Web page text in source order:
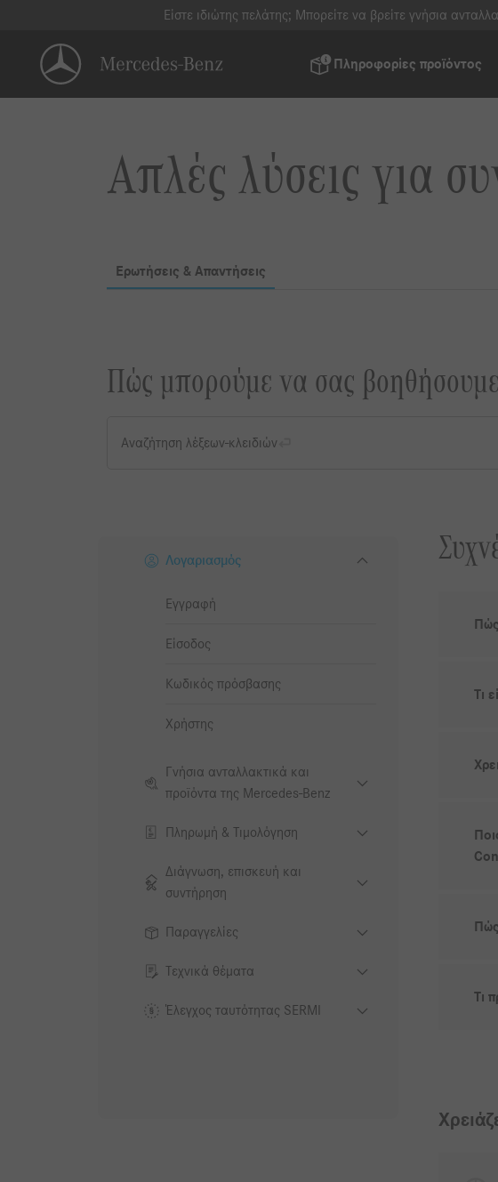
Είστε ιδιώτης πελάτης; Μπορείτε να βρείτε γνήσια
Πληροφορίες προϊόντος
Απλές λύσεις για
Ερωτήσεις & Απαντήσεις
Πώς μπορούμε να σας
Αναζήτηση λέξεων-κλειδιών
Λογαριασμός
Εγγραφή
Είσοδος
Κωδικός πρόσβασης
Χρήστης
Γνήσια ανταλλακτικά και
προϊόντα της Mercedes-Benz
Πληρωμή & Τιμολόγηση
Διάγνωση, επισκευή και
συντήρηση
Παραγγελίες
Τεχνικά θέματα
Έλεγχος ταυτότητας SERMI
Τι
Τι
Συχνές ερωτήσεις για εργαστήρια I B2B Connect 🔗 I Mercedes-Benz